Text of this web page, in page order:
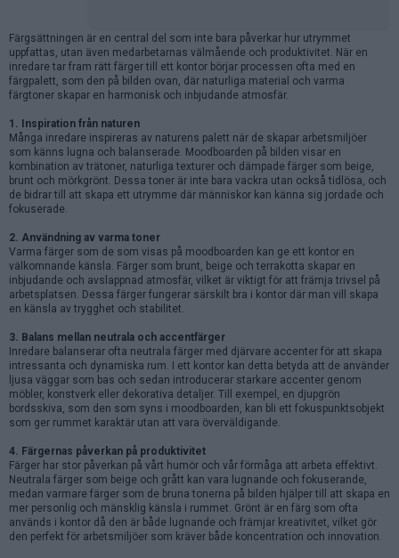
Färgsättningen är en central del som inte bara påverkar hur utrymmet
uppfattas, utan även medarbetarnas välmående och produktivitet. När en
inredare tar fram rätt färger till ett kontor börjar processen ofta med en
färgpalett, som den på bilden ovan, där naturliga material och varma
färgtoner skapar en harmonisk och inbjudande atmosfär.
1. Inspiration från naturen
Många inredare inspireras av naturens palett när de skapar arbetsmiljöer
som känns lugna och balanserade. Moodboarden på bilden visar en
kombination av trätoner, naturliga texturer och dämpade färger som beige,
brunt och mörkgrönt. Dessa toner är inte bara vackra utan också tidlösa, och
de bidrar till att skapa ett utrymme där människor kan känna sig jordade och
fokuserade.
2. Användning av varma toner
Varma färger som de som visas på moodboarden kan ge ett kontor en
välkomnande känsla. Färger som brunt, beige och terrakotta skapar en
inbjudande och avslappnad atmosfär, vilket är viktigt för att främja trivsel på
arbetsplatsen. Dessa färger fungerar särskilt bra i kontor där man vill skapa
en känsla av trygghet och stabilitet.
3. Balans mellan neutrala och accentfärger
Inredare balanserar ofta neutrala färger med djärvare accenter för att skapa
intressanta och dynamiska rum. I ett kontor kan detta betyda att de använder
ljusa väggar som bas och sedan introducerar starkare accenter genom
möbler, konstverk eller dekorativa detaljer. Till exempel, en djupgrön
bordsskiva, som den som syns i moodboarden, kan bli ett fokuspunktsobjekt
som ger rummet karaktär utan att vara överväldigande.
4. Färgernas påverkan på produktivitet
Färger har stor påverkan på vårt humör och vår förmåga att arbeta effektivt.
Neutrala färger som beige och grått kan vara lugnande och fokuserande,
medan varmare färger som de bruna tonerna på bilden hjälper till att skapa en
mer personlig och mänsklig känsla i rummet. Grönt är en färg som ofta
används i kontor då den är både lugnande och främjar kreativitet, vilket gör
den perfekt för arbetsmiljöer som kräver både koncentration och innovation.